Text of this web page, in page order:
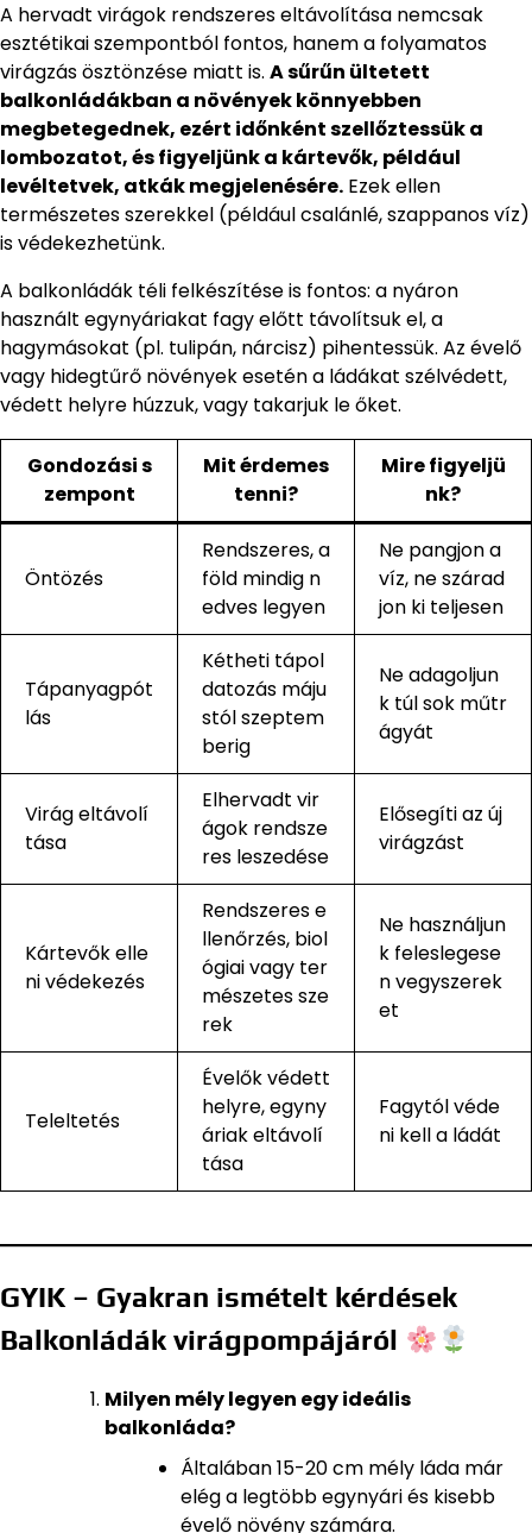
A hervadt virágok rendszeres eltávolítása nemcsak
esztétikai szempontból fontos, hanem a folyamatos
virágzás ösztönzése miatt is. A sűrűn ültetett
balkonládákban a növények könnyebben
megbetegednek, ezért időnként szellőztessük a
lombozatot, és figyeljünk a kártevők, például
levéltetvek, atkák megjelenésére. Ezek ellen
természetes szerekkel (például csalánlé, szappanos víz)
is védekezhetünk.
A balkonládák téli felkészítése is fontos: a nyáron
használt egynyáriakat fagy előtt távolítsuk el, a
hagymásokat (pl. tulipán, nárcisz) pihentessük. Az évelő
vagy hidegtűrő növények esetén a ládákat szélvédett,
védett helyre húzzuk, vagy takarjuk le őket.
Gondozási s
zempont
Mit érdemes
tenni?
Mire figyeljü
nk?
Öntözés
Rendszeres, a
föld mindig n
edves legyen
Ne pangjon a
víz, ne szárad
jon ki teljesen
Tápanyagpót
lás
Kétheti tápol
datozás máju
stól szeptem
berig
Ne adagoljun
k túl sok műtr
ágyát
Virág eltávolí
tása
Elhervadt vir
ágok rendsze
res leszedése
Elősegíti az új
virágzást
Kártevők elle
ni védekezés
Rendszeres e
llenőrzés, biol
ógiai vagy ter
mészetes sze
rek
Ne használjun
k feleslegese
n vegyszerek
et
Teleltetés
Évelők védett
helyre, egyny
áriak eltávolí
tása
Fagytól véde
ni kell a ládát
GYIK – Gyakran ismételt kérdések
Balkonládák virágpompájáról
Milyen mély legyen egy ideális
balkonláda?
Általában 15-20 cm mély láda már
elég a legtöbb egynyári és kisebb
évelő növény számára.